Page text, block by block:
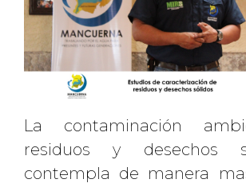
La contaminación
residuos y desechos
contempla de manera